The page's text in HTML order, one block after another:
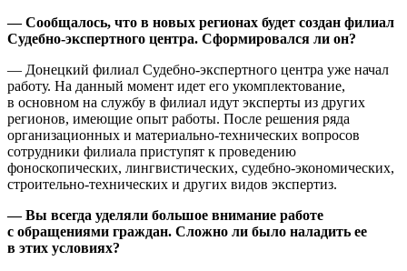
— Сообщалось, что в новых регионах будет создан филиал
Судебно-экспертного центра. Сформировался ли он?
— Донецкий филиал Судебно-экспертного центра уже начал
работу. На данный момент идет его укомплектование,
в основном на службу в филиал идут эксперты из других
регионов, имеющие опыт работы. После решения ряда
организационных и материально-технических вопросов
сотрудники филиала приступят к проведению
фоноскопических, лингвистических, судебно-экономических,
строительно-технических и других видов экспертиз.
— Вы всегда уделяли большое внимание работе
с обращениями граждан. Сложно ли было наладить ее
в этих условиях?